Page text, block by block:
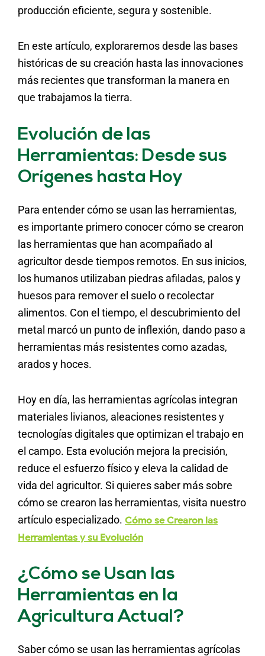
producción eficiente, segura y sostenible.
En este artículo, exploraremos desde las bases
históricas de su creación hasta las innovaciones
más recientes que transforman la manera en
que trabajamos la tierra.
Evolución de las
Herramientas: Desde sus
Orígenes hasta Hoy
Para entender cómo se usan las herramientas,
es importante primero conocer cómo se crearon
las herramientas que han acompañado al
agricultor desde tiempos remotos. En sus inicios,
los humanos utilizaban piedras afiladas, palos y
huesos para remover el suelo o recolectar
alimentos. Con el tiempo, el descubrimiento del
metal marcó un punto de inflexión, dando paso a
herramientas más resistentes como azadas,
arados y hoces.
Hoy en día, las herramientas agrícolas integran
materiales livianos, aleaciones resistentes y
tecnologías digitales que optimizan el trabajo en
el campo. Esta evolución mejora la precisión,
reduce el esfuerzo físico y eleva la calidad de
vida del agricultor. Si quieres saber más sobre
cómo se crearon las herramientas, visita nuestro
artículo especializado. Cómo se Crearon las
Herramientas y su Evolución
¿Cómo se Usan las
Herramientas en la
Agricultura Actual?
Saber cómo se usan las herramientas agrícolas